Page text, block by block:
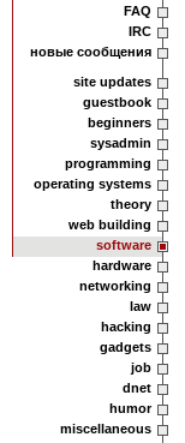
FAQ
IRC
новые сообщения
site updates
guestbook
beginners
sysadmin
programming
operating systems
theory
web building
software
hardware
networking
law
hacking
gadgets
job
dnet
humor
miscellaneous